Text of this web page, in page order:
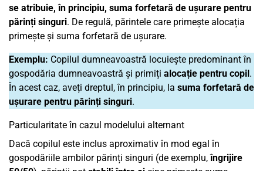
se atribuie, în principiu, suma forfetară de ușurare pentru
părinți singuri. De regulă, părintele care primește alocația
primește și suma forfetară de ușurare.
Exemplu: Copilul dumneavoastră locuiește predominant în
gospodăria dumneavoastră și primiți alocație pentru copil.
În acest caz, aveți dreptul, în principiu, la suma forfetară de
ușurare pentru părinți singuri.
Particularitate în cazul modelului alternant
Dacă copilul este inclus aproximativ în mod egal în
gospodăriile ambilor părinți singuri (de exemplu,îngrijire